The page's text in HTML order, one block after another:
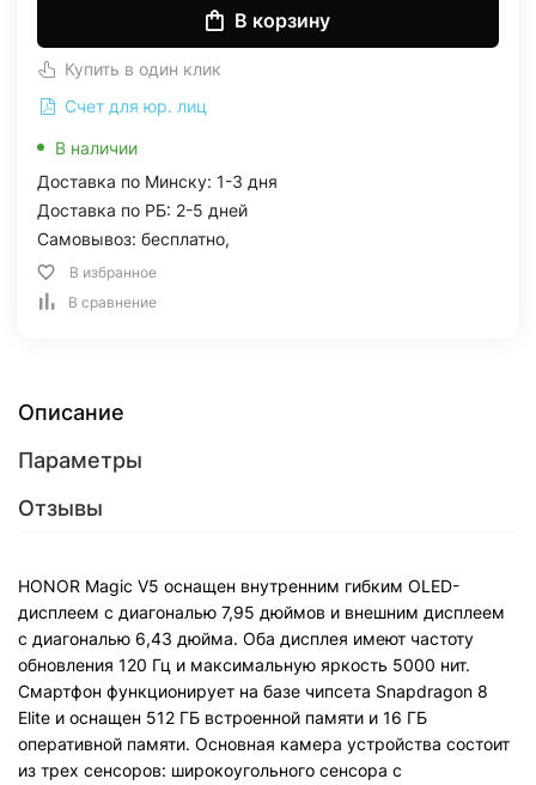
В корзину
Купить в один клик
Счет для юр. лиц
В наличии
Доставка по Минску: 1-3 дня
Доставка по РБ: 2-5 дней
Самовывоз: бесплатно,
В избранное
В сравнение
Описание
Параметры
Отзывы
HONOR Magic V5 оснащен внутренним гибким OLED-
дисплеем с диагональю 7,95 дюймов и внешним дисплеем
с диагональю 6,43 дюйма. Оба дисплея имеют частоту
обновления 120 Гц и максимальную яркость 5000 нит.
Смартфон функционирует на базе чипсета Snapdragon 8
Elite и оснащен 512 ГБ встроенной памяти и 16 ГБ
оперативной памяти. Основная камера устройства состоит
из трех сенсоров: широкоугольного сенсора с